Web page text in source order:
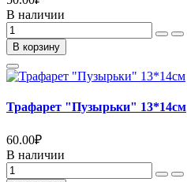
В наличии
В корзину
Трафарет "Пузырьки" 13*14см
60.00₽
В наличии